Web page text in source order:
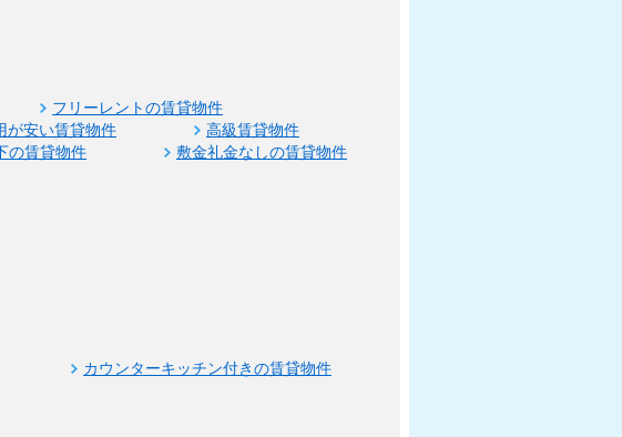
フリーレントの賃貸物件
が安い賃貸物件
高級賃貸物件
の賃貸物件 敷金礼金なしの賃貸物件
カウンターキッチン付きの賃貸物件